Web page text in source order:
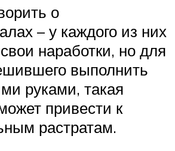
о
– у каждого из них
наработки, но для
выполнить
руками, такая
привести к
растратам.